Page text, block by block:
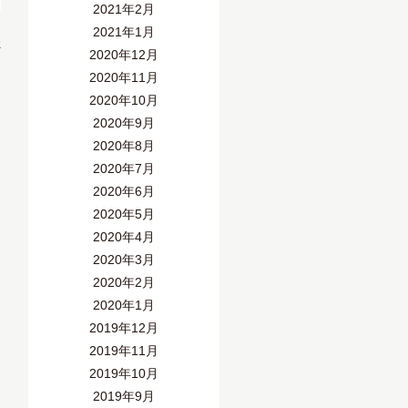
2021年2月
2021年1月
2020年12月
2020年11月
2020年10月
2020年9月
2020年8月
2020年7月
2020年6月
2020年5月
2020年4月
2020年3月
2020年2月
2020年1月
2019年12月
2019年11月
2019年10月
2019年9月